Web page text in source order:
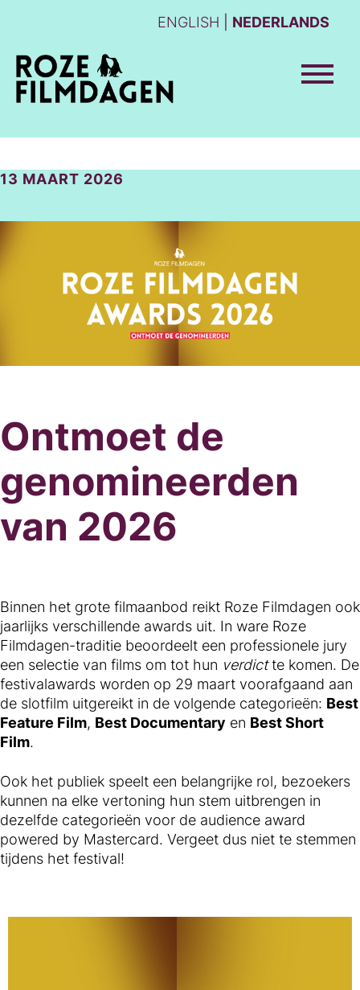
ENGLISH NEDERLANDS
13 MAART 2026
Ontmoet de
genomineerden
van 2026
Binnen het grote filmaanbod reikt Roze Filmdagen ook
jaarlijks verschillende awards uit. In ware Roze
Filmdagen-traditie beoordeelt een professionele jury
een selectie van films om tot hun verdictte komen. De
festivalawards worden op 29 maart voorafgaand aan
de slotfilm uitgereikt in de volgende categorieën: Best
Feature Film, Best Documentary en Best Short
Film.
Ook het publiek speelt een belangrijke rol, bezoekers
kunnen na elke vertoning hun stem uitbrengen in
dezelfde categorieën voor de audience award
powered by Mastercard. Vergeet dus niet te stemmen
tijdens het festival!